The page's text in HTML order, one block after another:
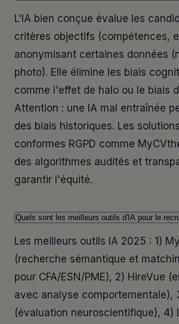
L'IA bien conçue évalue les
critères objectifs (compétences,
anonymisant certaines données
photo). Elle élimine les biais
comme l'effet de halo ou le biais
Attention : une IA mal entraînée
des biais historiques. Les
conformes RGPD comme
des algorithmes audités et
garantir l'équité.
Quels sont les meilleurs outils d'IA pour le
Les meilleurs outils IA 2025 : 1)
(recherche sémantique et
pour CFA/ESN/PME), 2) HireVue
avec analyse comportementale),
(évaluation neuroscientifique), 4)